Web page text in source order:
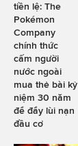
tiền lệ: The
Pokémon
Company
chính thức
cấm người
nước ngoài
mua thẻ bài kỷ
niệm 30 năm
để đẩy lùi nạn
đầu cơ